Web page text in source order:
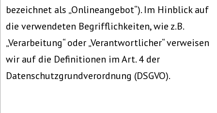
bezeichnet als „Onlineangebot“). Im Hinblick auf
die verwendeten Begrifflichkeiten, wie z.B.
„Verarbeitung“ oder „Verantwortlicher“ verweisen
wir auf die Definitionen im Art. 4 der
Datenschutzgrundverordnung (DSGVO).